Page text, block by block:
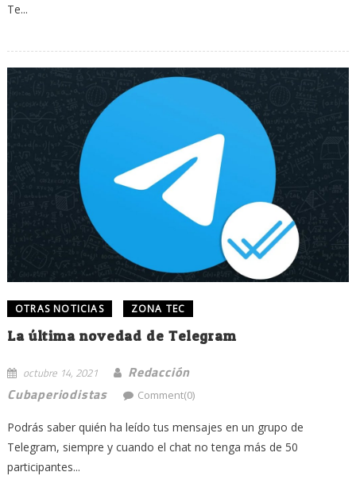
Te...
OTRAS NOTICIAS ZONA TEC
La última novedad de Telegram
octubre 14, 2021
Redacción
Cubaperiodistas
Comment(0)
Podrás saber quién ha leído tus mensajes en un grupo de
Telegram, siempre y cuando el chat no tenga más de 50
participantes...